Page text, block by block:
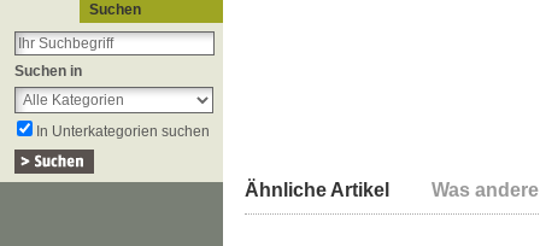
Suchen
Suchen in
In Unterkategorien suchen
Ähnliche Artikel Was